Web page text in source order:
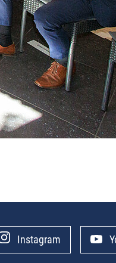
Instagram